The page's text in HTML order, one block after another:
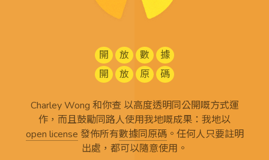
開 放 數
據
開
放 原 碼
Charley Wong 和你查 以高度透明同公開嘅方式運
作，而且鼓勵同路人使用我地嘅成果：我地以
open license 發佈所有數據同原碼。任何人只要註明
出處，都可以隨意使用。